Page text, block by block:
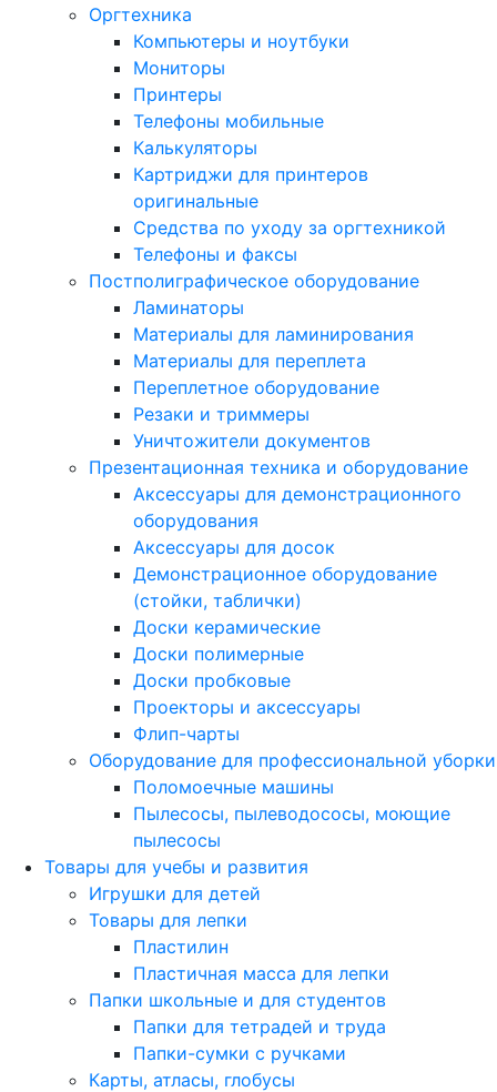
Оргтехника
Компьютеры и ноутбуки
Мониторы
Принтеры
Телефоны мобильные
Калькуляторы
Картриджи для принтеров
оригинальные
Средства по уходу за оргтехникой
Телефоны и факсы
Постполиграфическое оборудование
Ламинаторы
Материалы для ламинирования
Материалы для переплета
Переплетное оборудование
Резаки и триммеры
Уничтожители документов
Презентационная техника и оборудование
Аксессуары для демонстрационного
оборудования
Аксессуары для досок
Демонстрационное оборудование
(стойки, таблички)
Доски керамические
Доски полимерные
Доски пробковые
Проекторы и аксессуары
Флип-чарты
Оборудование для профессиональной уборки
Поломоечные машины
Пылесосы, пылеводососы, моющие
пылесосы
Товары для учебы и развития
Игрушки для детей
Товары для лепки
Пластилин
Пластичная масса для лепки
Папки школьные и для студентов
Папки для тетрадей и труда
Папки-сумки с ручками
Карты, атласы, глобусы